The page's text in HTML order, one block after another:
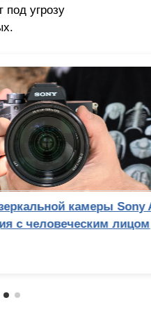
под угрозу
Sony Alpha 7
лицом